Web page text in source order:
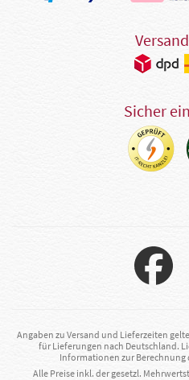
Sicher
Angaben zu Versand und Lieferzeiten
für Lieferungen nach Deutschland.
Informationen zur Berechnung
Alle Preise inkl. der gesetzl.